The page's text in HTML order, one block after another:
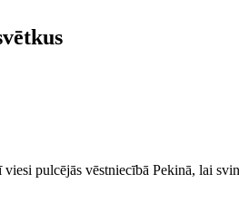
pulcējās vēstniecībā Pekinā, lai